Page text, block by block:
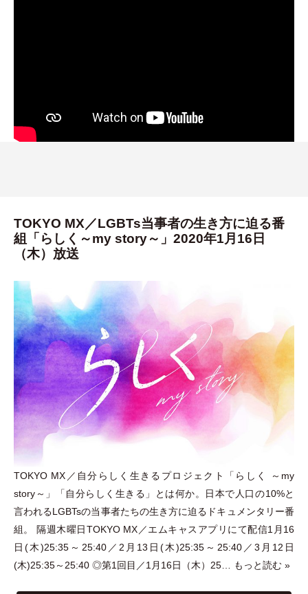
TOKYO MX／LGBTs当事者の生き方に迫る番
組「らしく～my story～」2020年1月16日
（木）放送
TOKYO MX／自分らしく生きるプロジェクト 「 らしく ～my
story～ 」 「自分らしく生きる 」
とは何か。日本で人口の10%と
言われるLGBTsの当事者たちの生き方に迫るドキュメンタリー番
組。 隔週木曜日TOKYO MX／エムキャスアプリにて配信1月16
日(木)25:35～25:40／2月13日(木)25:35～25:40／3月12日
(木)25:35～25:40 ◎第1回目／1月16日
（木） 25… もっと読む »